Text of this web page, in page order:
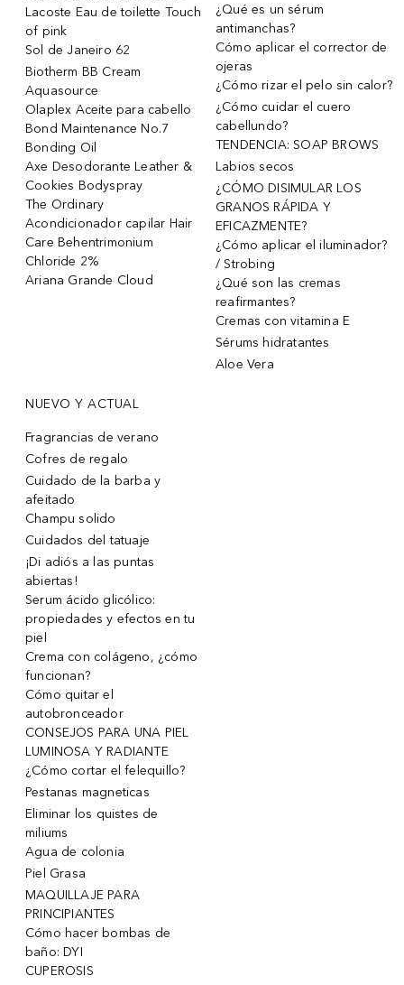
Lacoste Eau de toilette Touch
of pink
Sol de Janeiro 62
Biotherm BB Cream
Aquasource
Olaplex Aceite para cabello
Bond Maintenance No.7
Bonding Oil
Axe Desodorante Leather &
Cookies Bodyspray
The Ordinary
Acondicionador capilar Hair
Care Behentrimonium
Chloride 2%
Ariana Grande Cloud
¿Qué es un sérum
antimanchas?
Cómo aplicar el corrector de
ojeras
¿Cómo rizar el pelo sin calor?
¿Cómo cuidar el cuero
cabellundo?
TENDENCIA: SOAP BROWS
Labios secos
¿CÓMO DISIMULAR LOS
GRANOS RÁPIDA Y
EFICAZMENTE?
¿Cómo aplicar el iluminador?
/ Strobing
¿Qué son las cremas
reafirmantes?
Cremas con vitamina E
Sérums hidratantes
Aloe Vera
NUEVO Y ACTUAL
Fragrancias de verano
Cofres de regalo
Cuidado de la barba y
afeitado
Champu solido
Cuidados del tatuaje
¡Di adiós a las puntas
abiertas!
Serum ácido glicólico:
propiedades y efectos en tu
piel
Crema con colágeno, ¿cómo
funcionan?
Cómo quitar el
autobronceador
CONSEJOS PARA UNA PIEL
LUMINOSA Y RADIANTE
¿Cómo cortar el felequillo?
Pestanas magneticas
Eliminar los quistes de
miliums
Agua de colonia
Piel Grasa
MAQUILLAJE PARA
PRINCIPIANTES
Cómo hacer bombas de
baño: DYI
CUPEROSIS